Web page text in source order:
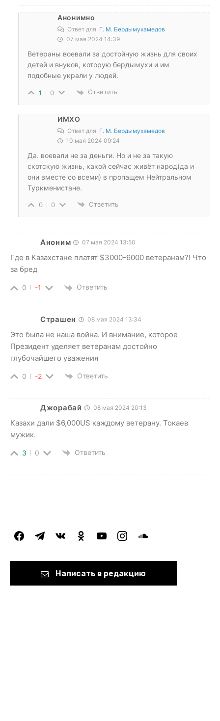
Анонимно
Ответ для Г. М. Бердымухамедов
07 мая 2024 14:39
Ветераны воевали за достойную жизнь для своих
детей и внуков, которую бердымухи и им
подобные украли у людей.
1 0 Ответить
ИМХО
Ответ для Г. М. Бердымухамедов
10 мая 2024 09:24
Да. воевали не за деньги. Но и не за такую
скотскую жизнь, какой сейчас живёт народ(да и
они вместе со всеми) в пропащем Нейтральном
Туркменистане.
0 0 Ответить
Аноним 07 мая 2024 13:50
Где в Казахстане платят $3000-6000 ветеранам?! Что
за бред
0 -1 Ответить
Страшен 08 мая 2024 13:34
Это была не наша война. И внимание, которое
Президент уделяет ветеранам достойно
глубочайшего уважения
0 -2 Ответить
Джорабай 08 мая 2024 20:13
Казахи дали $6,000US каждому ветерану. Токаев
мужик.
3 0 Ответить
facebooktelegramvkontakteodnoklassniki
youtubeinstagramsoundcloud
Написать в редакцию